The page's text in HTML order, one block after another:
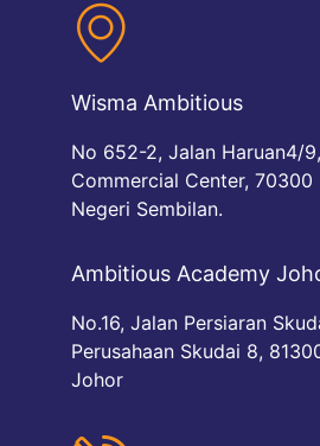
Wisma Ambitious
No 652-2, Jalan Haruan4/
Commercial Center, 70300
Negeri Sembilan.
Ambitious Academy
No.16, Jalan Persiaran
Perusahaan Skudai 8,
Johor